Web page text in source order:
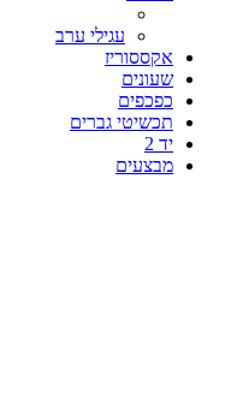
עגילי ערב
אקססוריז
שעונים
כפכפים
תכשיטי גברים
יד 2
מבצעים